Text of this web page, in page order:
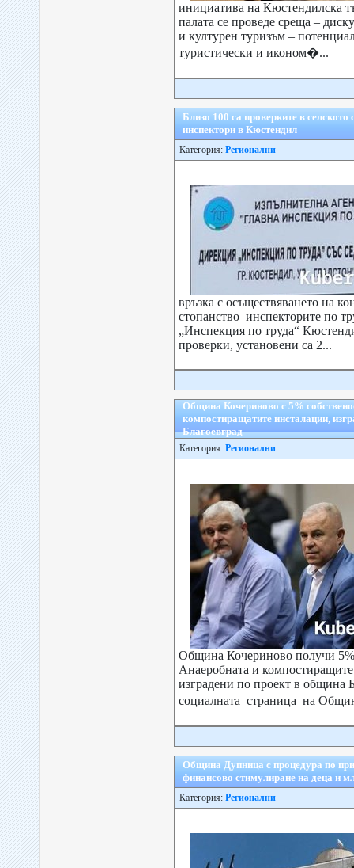
инициатива на Кюстендилска
палата се проведе среща –
и културен туризъм –
туристически и иконом�...
Близо 100 са проверките в селското
инспектори в Кюстендил
Категория: Регионални
връзка с осъществяването на
стопанство инспекторите по
„Инспекция по труда“
проверки, установени са 2...
Община Кочериново с 5%
компостиращатите инсталации,
Благоевград
Категория: Регионални
Община Кочериново получи 5%
Анаеробната и
изградени по проект в община
социалната страница на
Община Дупница с процедура по
финансово стимулиране на деца и
Категория: Регионални